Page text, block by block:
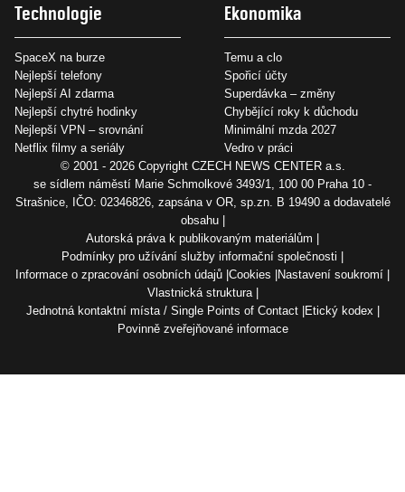
Technologie
SpaceX na burze
Nejlepší telefony
Nejlepší AI zdarma
Nejlepší chytré hodinky
Nejlepší VPN – srovnání
Netflix filmy a seriály
Ekonomika
Temu a clo
Spořicí účty
Superdávka – změny
Chybějící roky k důchodu
Minimální mzda 2027
Vedro v práci
© 2001 - 2026 Copyright CZECH NEWS CENTER a.s.
se sídlem náměstí Marie Schmolkové 3493/1, 100 00 Praha 10 -
Strašnice, IČO: 02346826, zapsána v OR, sp.zn. B 19490 a dodavatelé
obsahu
Autorská práva k publikovaným materiálům
Podmínky pro užívání služby informační společnosti
Informace o zpracování osobních údajů Cookies Nastavení soukromí
Vlastnická struktura
Jednotná kontaktní místa / Single Points of Contact Etický kodex
Povinně zveřejňované informace